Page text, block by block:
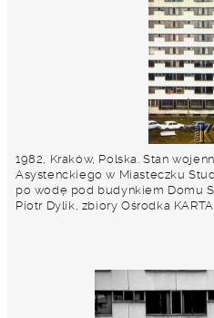
1982, Kraków, Polska. Stan
Asystenckiego w Miasteczku
po wodę pod budynkiem Domu
Piotr Dylik, zbiory Ośrodka KARTA